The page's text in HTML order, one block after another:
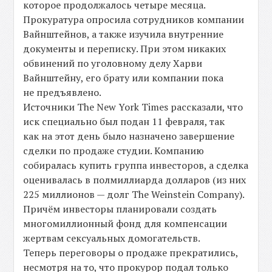
которое продолжалось четыре месяца.
Прокуратура опросила сотрудников компании
Вайнштейнов, а также изучила внутренние
документы и переписку. При этом никаких
обвинений по уголовному делу Харви
Вайнштейну, его брату или компании пока
не предъявлено.
Источники The New York Times рассказали, что
иск специально был подан 11 февраля, так
как на этот день было назначено завершение
сделки по продаже студии. Компанию
собиралась купить группа инвесторов, а сделка
оценивалась в полмиллиарда долларов (из них
225 миллионов — долг The Weinstein Company).
Причём инвесторы планировали создать
многомиллионный фонд для компенсации
жертвам сексуальных домогательств.
Теперь переговоры о продаже прекратились,
несмотря на то, что прокурор подал только